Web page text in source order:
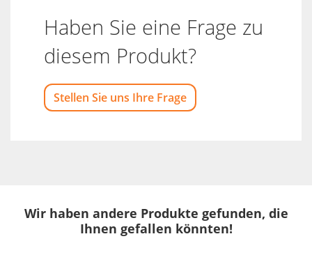
Haben Sie eine Frage zu
diesem Produkt?
Stellen Sie uns Ihre Frage
Wir haben andere Produkte gefunden, die
Ihnen gefallen könnten!